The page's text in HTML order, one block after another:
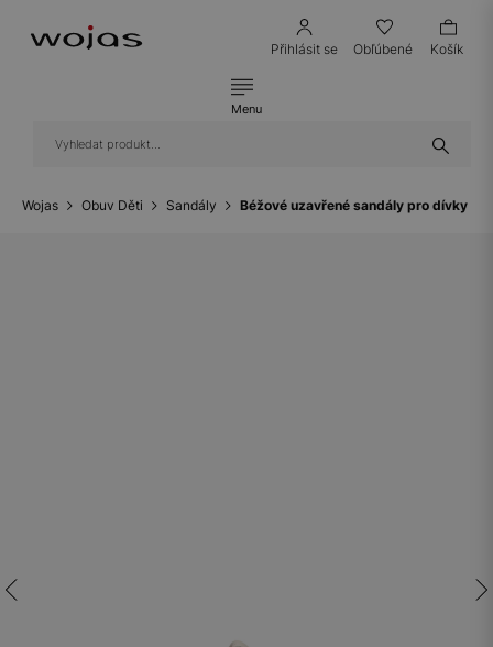
Přihlásit se Obľúbené Košík
Menu
Wojas Obuv Děti Sandály Béžové uzavřené sandály pro dívky